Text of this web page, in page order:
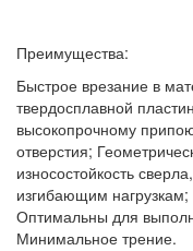
Преимущества:
Быстрое врезание в
твердосплавной
высокопрочному
отверстия;
износостойкость
изгибающим нагрузкам;
Оптимальны для
Минимальное трение.